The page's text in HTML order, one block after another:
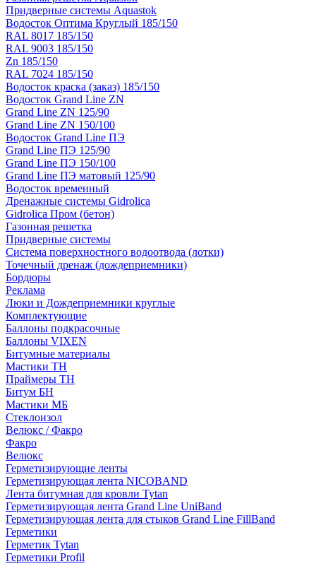
Придверные системы Aquastok
Водосток Оптима Круглый 185/150
RAL 8017 185/150
RAL 9003 185/150
Zn 185/150
RAL 7024 185/150
Водосток краска (заказ) 185/150
Водосток Grand Line ZN
Grand Line ZN 125/90
Grand Line ZN 150/100
Водосток Grand Line ПЭ
Grand Line ПЭ 125/90
Grand Line ПЭ 150/100
Grand Line ПЭ матовый 125/90
Водосток временный
Дренажные системы Gidrolica
Gidrolica Пром (бетон)
Газонная решетка
Придверные системы
Система поверхностного водоотвода (лотки)
Точечный дренаж (дождеприемники)
Бордюры
Рекламa
Люки и Дождеприемники круглые
Комплектующие
Баллоны подкрасочные
Баллоны VIXEN
Битумные материалы
Мастики ТН
Праймеры ТН
Битум БН
Мастики МБ
Стеклоизол
Велюкс / Факро
Факро
Велюкс
Герметизирующие ленты
Герметизирующая лента NICOBAND
Лента битумная для кровли Tytan
Герметизирующая лента Grand Line UniBand
Герметизирующая лента для стыков Grand Line FillBand
Герметики
Герметик Tytan
Герметики Profil